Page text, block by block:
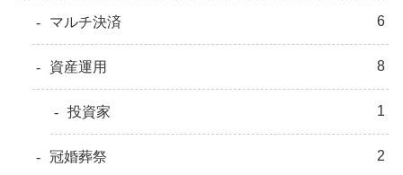
マルチ決済 6
資産運用 8
投資家 1
冠婚葬祭 2